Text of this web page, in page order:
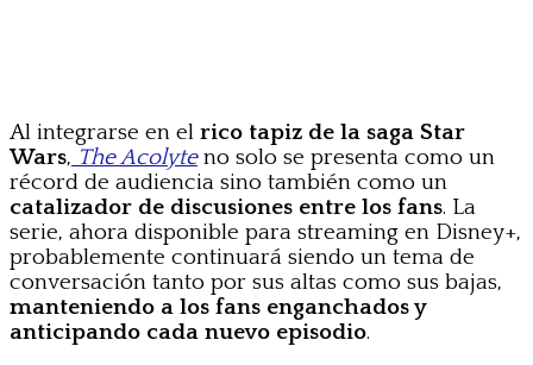
Al integrarse en el rico tapiz de la saga Star
Wars, The Acolyteno solo se presenta como un
récord de audiencia sino también como un
catalizador de discusiones entre los fans. La
serie, ahora disponible para streaming en Disney+,
probablemente continuará siendo un tema de
conversación tanto por sus altas como sus bajas,
manteniendo a los fans enganchados y
anticipando cada nuevo episodio.